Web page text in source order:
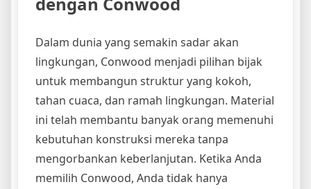
Dalam dunia yang semakin sadar akan
lingkungan, Conwood menjadi pilihan bijak
untuk membangun struktur yang kokoh,
tahan cuaca, dan ramah lingkungan. Material
ini telah membantu banyak orang memenuhi
kebutuhan konstruksi mereka tanpa
mengorbankan keberlanjutan. Ketika Anda
memilih Conwood, Anda tidak hanya